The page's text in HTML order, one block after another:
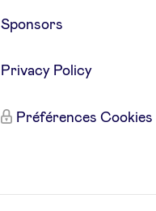
Sponsors
Privacy Policy
Préférences Cookies